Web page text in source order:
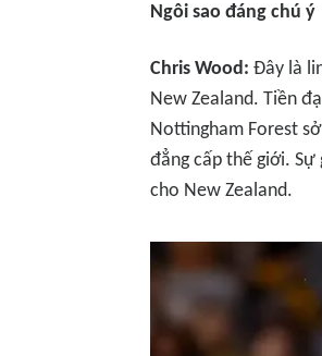
Ngôi sao đáng chú ý
Chris Wood: Đây là
New Zealand. Tiền
Nottingham Forest
đẳng cấp thế giới.
cho New Zealand.